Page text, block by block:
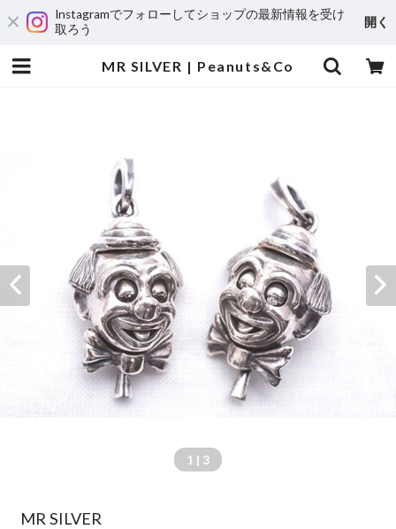
Instagramでフォローしてショップの最新情報を受け
取ろう
開く
MR SILVER | Peanuts&Co
1 | 3
MR SILVER